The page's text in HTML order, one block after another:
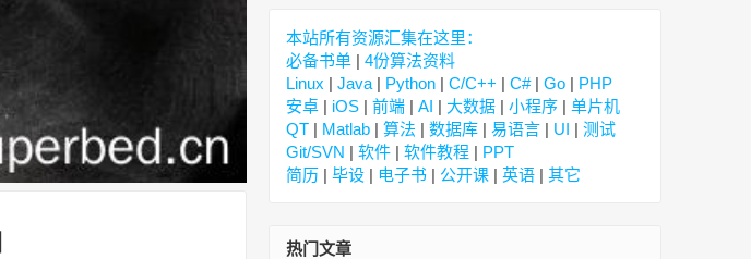
本站所有资源汇集在这里：
必备书单 | 4份算法资料
Linux | Java | Python | C/C++ | C#| Go | PHP
安卓 | iOS | 前端 | AI | 大数据 | 小程序 | 单片机
QT | Matlab | 算法 | 数据库 | 易语言 | UI | 测试
Git/SVN | 软件 | 软件教程 | PPT
简历 | 毕设 | 电子书 | 公开课 | 英语 | 其它
热门文章